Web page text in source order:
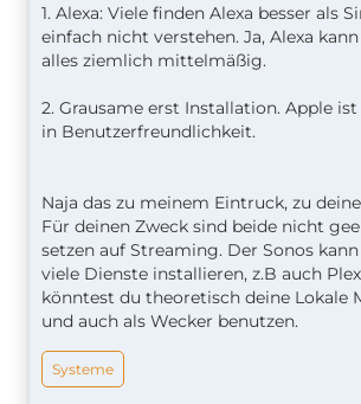
1. Alexa: Viele finden Alexa besser als
einfach nicht verstehen. Ja, Alexa
alles ziemlich mittelmäßig.
2. Grausame erst Installation. Apple
in Benutzerfreundlichkeit.
Naja das zu meinem Eintruck, zu
Für deinen Zweck sind beide nicht
setzen auf Streaming. Der Sonos
viele Dienste installieren, z.B auch
könntest du theoretisch deine Lokale
und auch als Wecker benutzen.
Systeme